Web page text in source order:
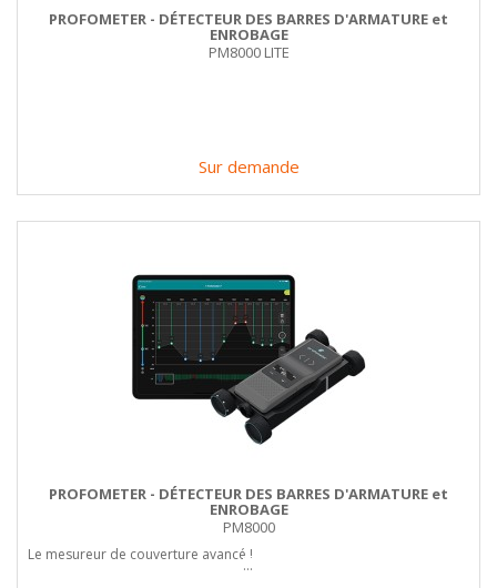
PROFOMETER - DÉTECTEUR DES BARRES D'ARMATURE et
ENROBAGE
PM8000 LITE
Sur demande
PROFOMETER - DÉTECTEUR DES BARRES D'ARMATURE et
ENROBAGE
PM8000
Le mesureur de couverture avancé !